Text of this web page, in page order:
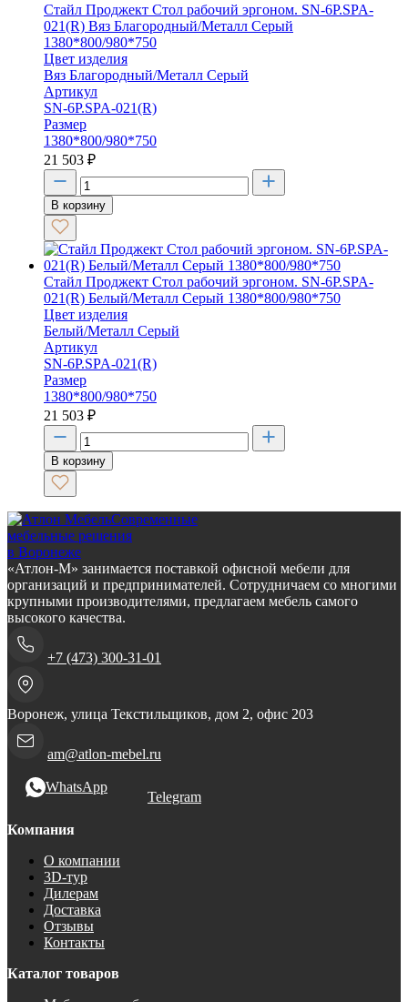
Стайл Проджект Стол рабочий эргоном. SN-6P.SPA-
021(R) Вяз Благородный/Металл Серый
1380*800/980*750
Цвет изделия
Вяз Благородный/Металл Серый
Артикул
SN-6P.SPA-021(R)
Размер
1380*800/980*750
21 503 ₽
В корзину
Стайл Проджект Стол рабочий эргоном. SN-6P.SPA-
021(R) Белый/Металл Серый 1380*800/980*750
Цвет изделия
Белый/Металл Серый
Артикул
SN-6P.SPA-021(R)
Размер
1380*800/980*750
21 503 ₽
В корзину
Современные
мебельные решения
в Воронеже
«Атлон-М» занимается поставкой офисной мебели для
организаций и предпринимателей. Сотрудничаем со многими
крупными производителями, предлагаем мебель самого
высокого качества.
+7 (473) 300-31-01
Воронеж, улица Текстильщиков, дом 2, офис 203
am@atlon-mebel.ru
WhatsApp
Telegram
Компания
О компании
3D-тур
Дилерам
Доставка
Отзывы
Контакты
Каталог товаров